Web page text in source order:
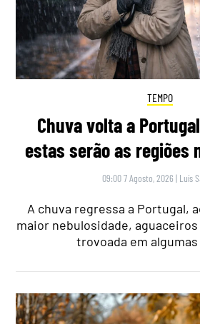
TEMPO
Chuva volta a
estas serão as regiões
09:00 7 Agosto, 2026 | Luís
A chuva regressa a Portugal,
maior nebulosidade,
trovoada em